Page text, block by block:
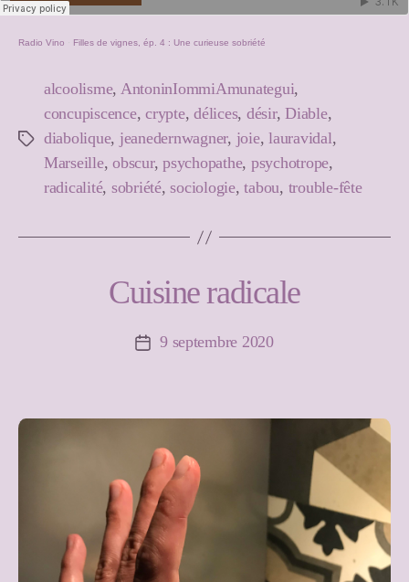
Radio Vino Filles de vignes, ép. 4 : Une curieuse sobriété
Étiquettes
alcoolisme, AntoninIommiAmunategui,
concupiscence,crypte,délices, désir,Diable,
diabolique, jeanedernwagner, joie,lauravidal,
Marseille,obscur,psychopathe, psychotrope,
radicalité, sobriété,sociologie,tabou, trouble-fête
Cuisine radicale
Date9 septembre 2020